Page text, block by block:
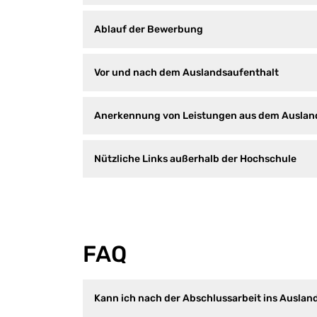
Ablauf der Bewerbung
Vor und nach dem Auslandsaufenthalt
Anerkennung von Leistungen aus dem
Nützliche Links außerhalb der Hochschule
FAQ
Kann ich nach der Abschlussarbeit ins